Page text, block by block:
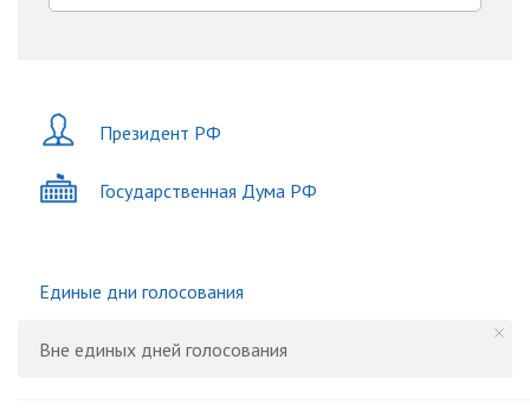
Президент РФ
Государственная Дума РФ
Единые дни голосования
Вне единых дней голосования